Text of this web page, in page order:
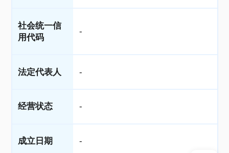
社会统一信
用代码
-
法定代表人 -
经营状态 -
成立日期 -